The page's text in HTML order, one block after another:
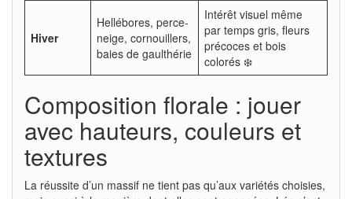
Hiver
Hellébores, perce-
neige, cornouillers,
baies de gaulthérie
Intérêt visuel même
par temps gris, fleurs
précoces et bois
colorés ❄️
Composition florale : jouer
avec hauteurs, couleurs et
textures
La réussite d’un massif ne tient pas qu’aux variétés choisies,